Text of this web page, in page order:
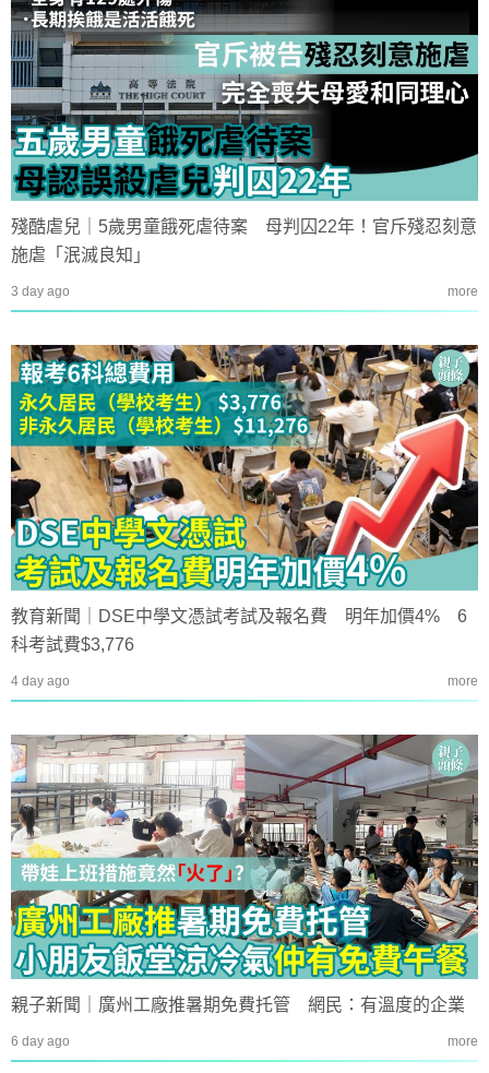
殘酷虐兒｜5歲男童餓死虐待案 母判囚22年！官斥殘忍刻意
施虐「泯滅良知」
3 day ago more
教育新聞｜DSE中學文憑試考試及報名費 明年加價4% 6
科考試費$3,776
4 day ago more
親子新聞｜廣州工廠推暑期免費托管 網民：有溫度的企業
6 day ago more